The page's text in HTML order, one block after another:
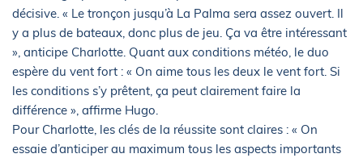
décisive. « Le tronçon jusqu’à La Palma sera assez ouvert. Il
y a plus de bateaux, donc plus de jeu. Ça va être intéressant
», anticipe Charlotte. Quant aux conditions météo, le duo
espère du vent fort : « On aime tous les deux le vent fort. Si
les conditions s’y prêtent, ça peut clairement faire la
différence », affirme Hugo.
Pour Charlotte, les clés de la réussite sont claires : « On
essaie d’anticiper au maximum tous les aspects importants